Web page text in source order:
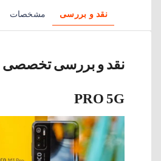
نقد و بررسی مشخصات
PRO 5G